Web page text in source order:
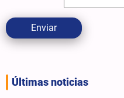
Enviar
Últimas noticias